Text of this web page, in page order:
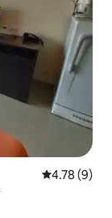
レビュー9
4.78 (9)